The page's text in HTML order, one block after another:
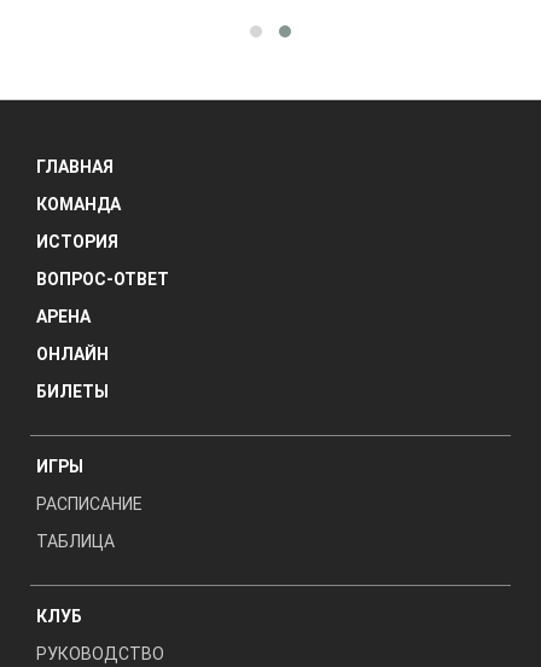
ГЛАВНАЯ
КОМАНДА
ИСТОРИЯ
ВОПРОС-ОТВЕТ
АРЕНА
ОНЛАЙН
БИЛЕТЫ
ИГРЫ
РАСПИСАНИЕ
ТАБЛИЦА
КЛУБ
РУКОВОДСТВО